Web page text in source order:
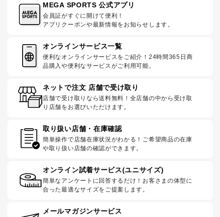
MEGA SPORTS 公式アプリ
会員証がすぐに開けて便利！
アプリクーポンや最新情報をお知らせします。
オンラインサービス一覧
便利なオンラインサービスをご紹介！24時間365日商
品購入や便利なサービスがご利用可能。
ネットで注文 店舗で受け取り
店舗で受け取りなら送料無料！全店舗の中から受け取
り店舗をお選びいただけます。
取り扱い店舗・在庫確認
簡単操作で店舗在庫状況がわかる！ご希望商品の在庫
や取り扱い店舗の確認ができます。
オンライン試着サービス(ユニサイズ)
簡単なアンケートに回答するだけ！お客さまの体型に
合った最適なサイズをご提案します。
メールマガジンサービス